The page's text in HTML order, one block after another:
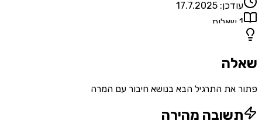
עודכן: 17.7.2025
1 שאלות
שאלה
פתור את התרגיל הבא בנושא חיבור עם המרה
תשובה מהירה